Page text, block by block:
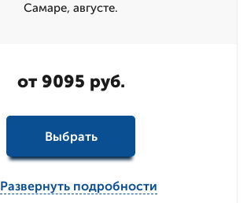
Самаре, августе.
от 9095 руб.
Выбрать
Развернуть подробности